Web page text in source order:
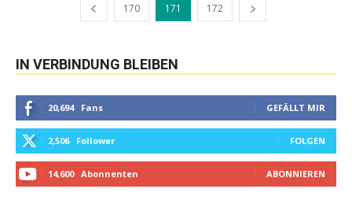
170 171 172
IN VERBINDUNG BLEIBEN
20,694 Fans GEFÄLLT MIR
2,506 Follower FOLGEN
14,600 Abonnenten ABONNIEREN